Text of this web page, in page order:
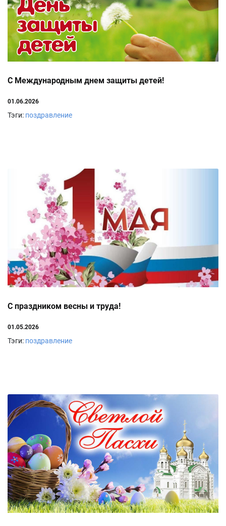
С Международным днем защиты детей!
01.06.2026
Тэги: поздравление
С праздником весны и труда!
01.05.2026
Тэги: поздравление